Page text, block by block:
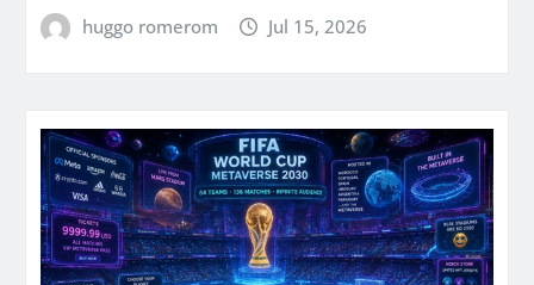
huggo romerom Jul 15, 2026